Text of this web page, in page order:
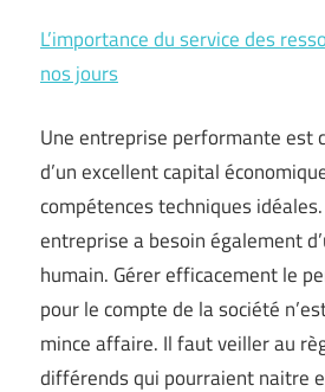
L’importance du service des
nos jours
Une entreprise performante est
d’un excellent capital
compétences techniques
entreprise a besoin également
humain. Gérer efficacement le
pour le compte de la société
mince affaire. Il faut veiller au
différends qui pourraient naitre